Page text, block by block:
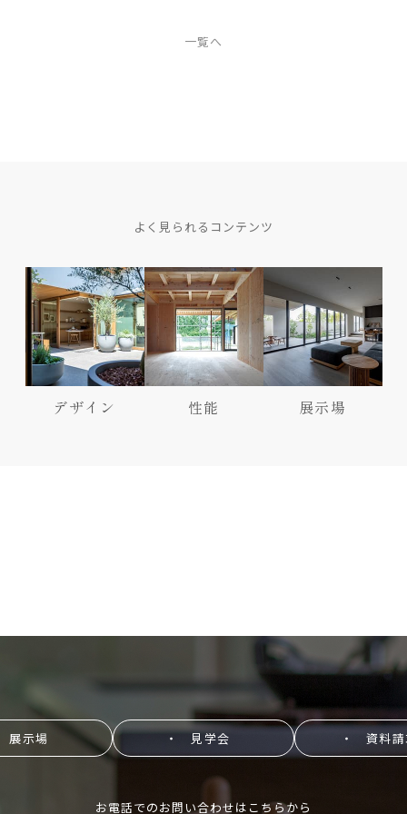
一覧へ
よく見られるコンテンツ
デザイン 性能 展示場
示場 ・ 見学会 ・ 資料請
お電話でのお問い合わせはこちらから